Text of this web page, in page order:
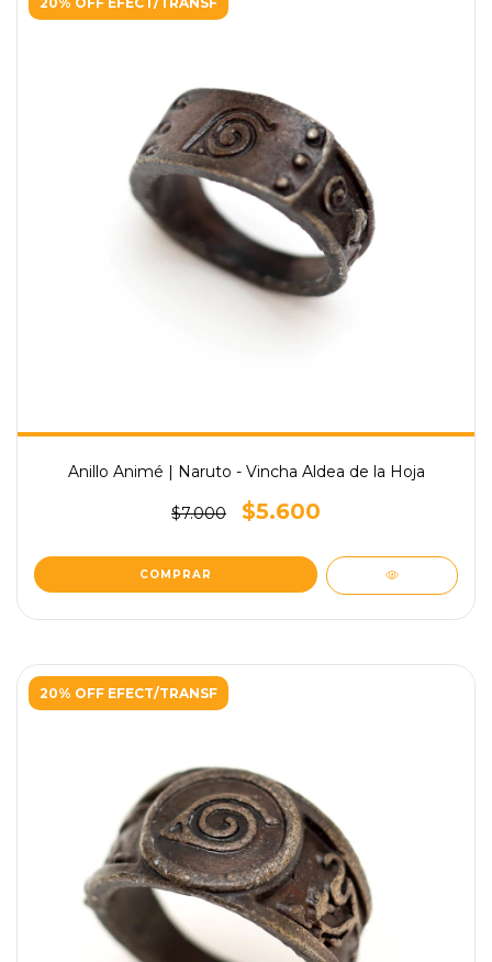
Anillo Animé | Naruto - Vincha Aldea de la Hoja
$7.000 $5.600
20% OFF EFECT/TRANSF